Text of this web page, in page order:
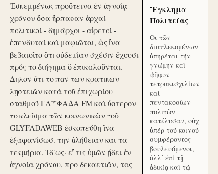
Ἐσκεμμένως προὔτεινα ἐν ἀγνοίᾳ
χρόνου ὅσα ἥρπασαν ἀρχαί -
πολιτικοί - δημάρχοι - αἱρετοί -
ἐπενδυταί καὶ μαφιῶται, ὡς ἵνα
βεβαιοῖτο ὅτι οὐδεμίαν σχέσιν ἔχουσι
πρός το διήγημα ὃ ἐπικαλοῦνται.
Δῆλον ὅτι το πᾶν τῶν κρατικῶν
λῃστειῶν κατὰ τοῦ ἐπιχωρίου
σταθμοῦ ΓΛΥΦΑΔΑ FM καὶ ὕστερον
το κλεῖσμα τῶν κοινωνικῶν τοῦ
GLYFADAWEB ἐσκοπεύθη ἵνα
ἐξαφανίσωσι την ἀλήθειαν και τα
τεκμήρια. Ἰδίως· εἴ τις ὑμῶν ᾔδει ἐν
ἀγνοία χρόνου, προ δεκαετιῶν, τας
Ἔγκλημα
Πολιτείας
Οι τῶν
διαπλεκομένων
ὑπηρέται τήν
γνώμην καὶ
ψῆφον
τετρακισχιλίων
καὶ
πεντακοσίων
πολιτῶν
κατέλυσαν, οὐχ
ὑπέρ τοῦ κοινοῦ
συμφέροντος
βουλευόμενοι,
ἀλλ᾽ ἐπί τῇ
ἀδικίᾳ καὶ τῷ